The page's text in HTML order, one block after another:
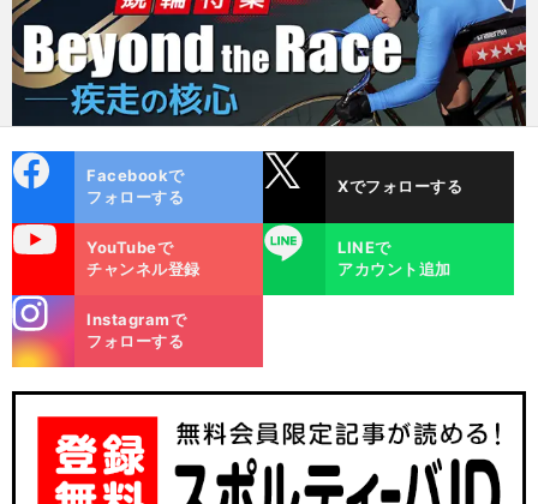
ok
Facebookで
フォローする
Xでフォローする
YouTubeで
チャンネル登録
LINE
LINEで
アカウント追加
m
Instagramで
フォローする